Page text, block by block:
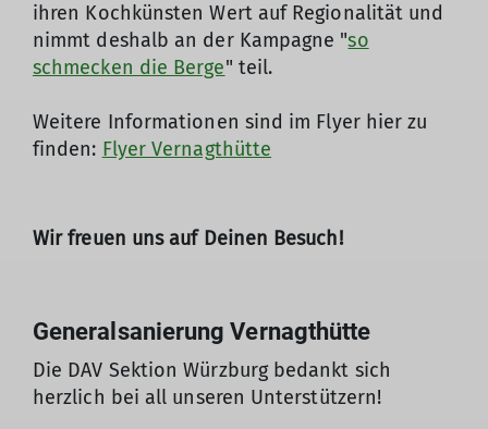
ihren Kochkünsten Wert auf Regionalität und
nimmt deshalb an der Kampagne "so
schmecken die Berge" teil.
Weitere Informationen sind im Flyer hier zu
finden: Flyer Vernagthütte
Wir freuen uns auf Deinen Besuch!
Generalsanierung Vernagthütte
Die DAV Sektion Würzburg bedankt sich
herzlich bei all unseren Unterstützern!